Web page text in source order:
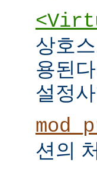
상호
용된
설정
션의